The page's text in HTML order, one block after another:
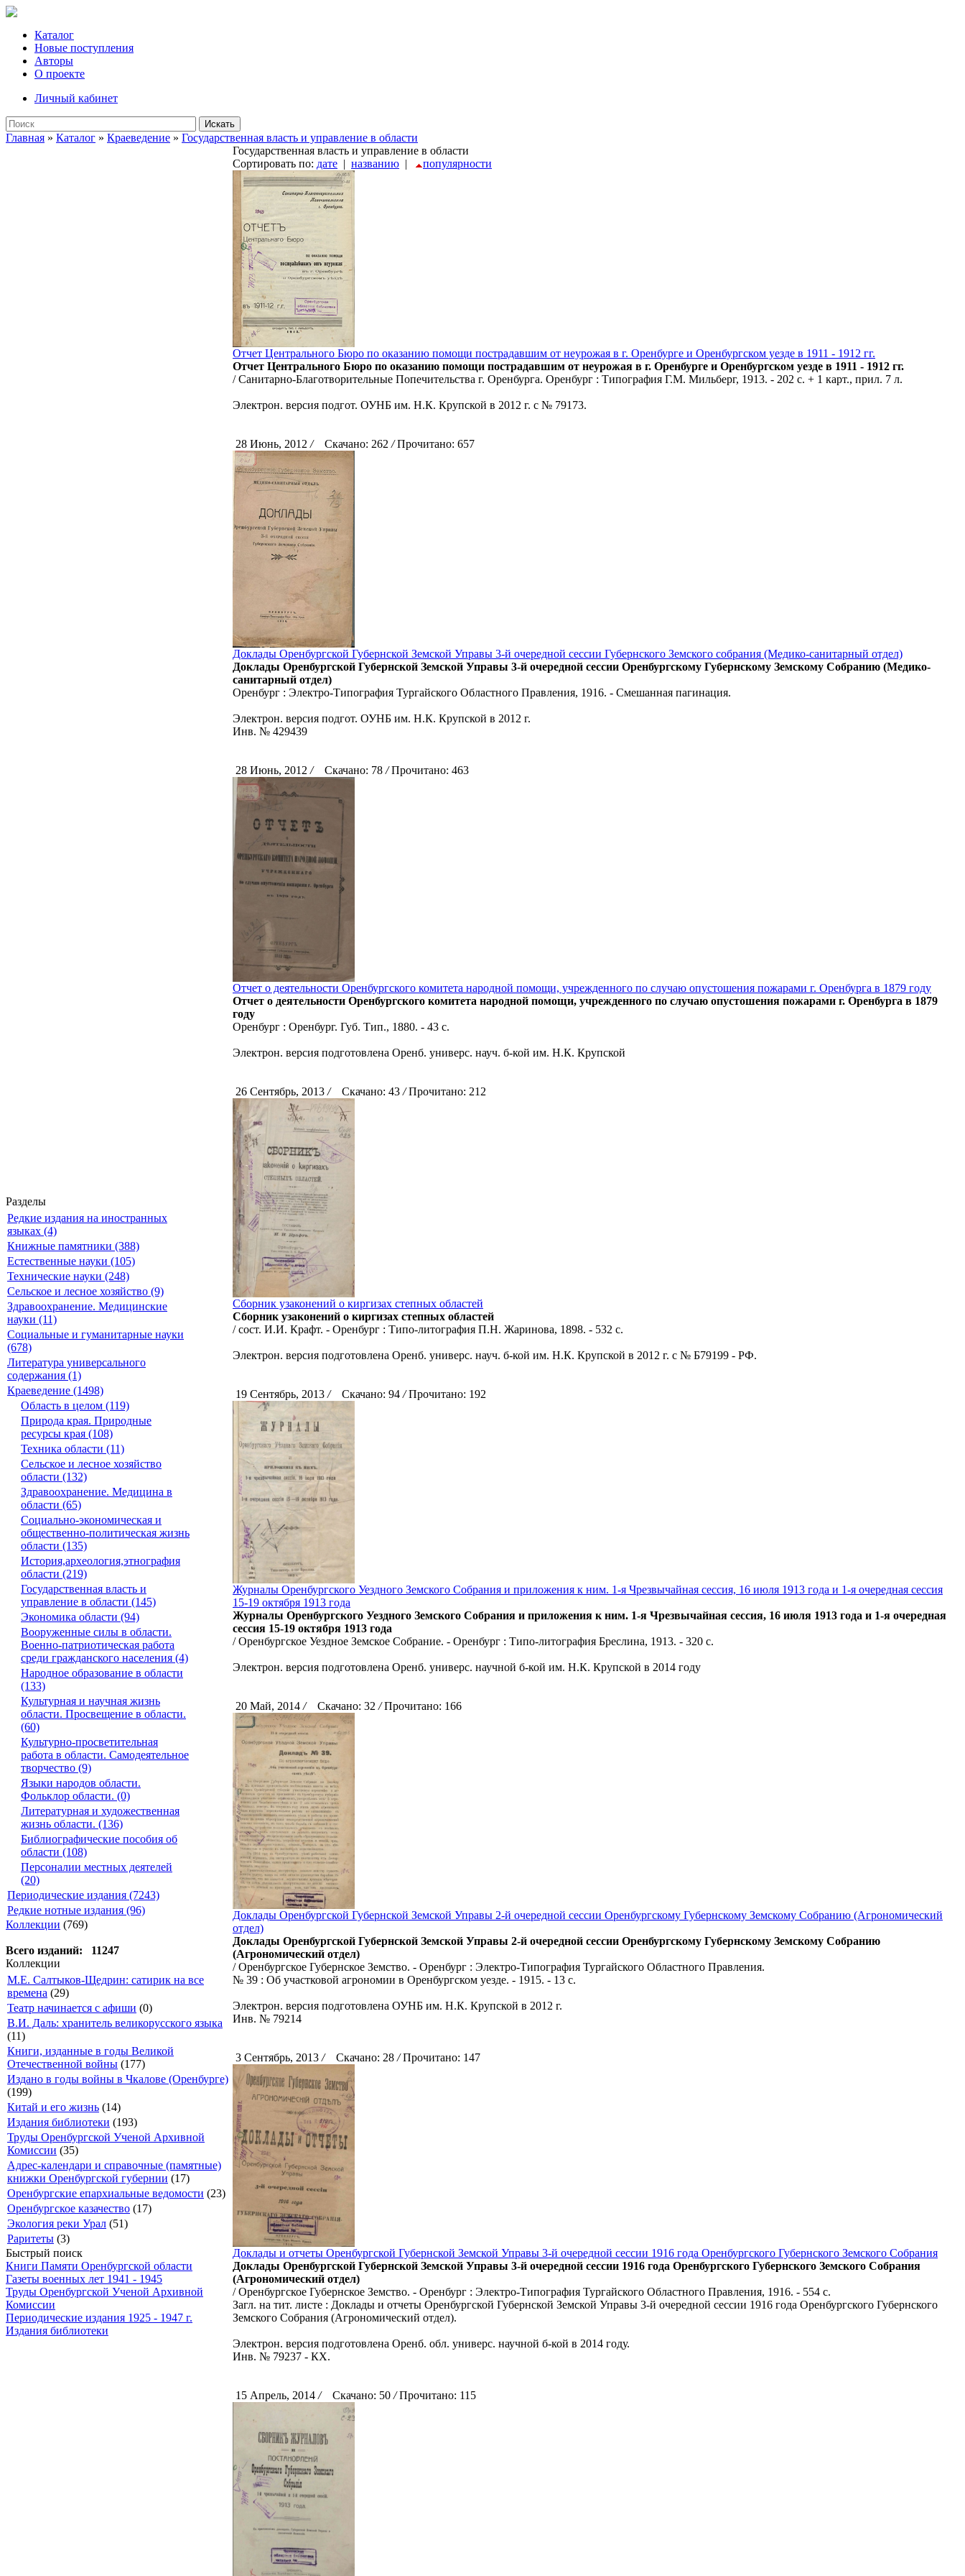
Каталог
Новые поступления
Авторы
О проекте
Личный кабинет
Искать
Главная » Каталог » Краеведение » Государственная власть и управление в области
Разделы
Редкие издания на иностранных
языках (4)
Книжные памятники (388)
Естественные науки (105)
Технические науки (248)
Сельское и лесное хозяйство (9)
Здравоохранение. Медицинские
науки (11)
Социальные и гуманитарные науки
(678)
Литература универсального
содержания (1)
Краеведение (1498)
Область в целом (119)
Природа края. Природные
ресурсы края (108)
Техника области (11)
Сельское и лесное хозяйство
области (132)
Здравоохранение. Медицина в
области (65)
Социально-экономическая и
общественно-политическая жизнь
области (135)
История,археология,этнография
области (219)
Государственная власть и
управление в области (145)
Экономика области (94)
Вооруженные силы в области.
Военно-патриотическая работа
среди гражданского населения (4)
Народное образование в области
(133)
Культурная и научная жизнь
области. Просвещение в области.
(60)
Культурно-просветительная
работа в области. Самодеятельное
творчество (9)
Языки народов области.
Фольклор области. (0)
Литературная и художественная
жизнь области. (136)
Библиографические пособия об
области (108)
Персоналии местных деятелей
(20)
Периодические издания (7243)
Редкие нотные издания (96)
Коллекции (769)
Всего изданий: 11247
Коллекции
М.Е. Салтыков-Щедрин: сатирик на все
времена (29)
Театр начинается с афиши (0)
В.И. Даль: хранитель великорусского языка
(11)
Книги, изданные в годы Великой
Отечественной войны (177)
Издано в годы войны в Чкалове (Оренбурге)
(199)
Китай и его жизнь (14)
Издания библиотеки (193)
Труды Оренбургской Ученой Архивной
Комиссии (35)
Адрес-календари и справочные (памятные)
книжки Оренбургской губернии (17)
Оренбургские епархиальные ведомости (23)
Оренбургское казачество (17)
Экология реки Урал (51)
Раритеты (3)
Быстрый поиск
Книги Памяти Оренбургской области
Газеты военных лет 1941 - 1945
Труды Оренбургской Ученой Архивной
Комиссии
Периодические издания 1925 - 1947 г.
Издания библиотеки
Государственная власть и управление в области
Сортировать по: дате | названию | популярности
Отчет Центрального Бюро по оказанию помощи пострадавшим от неурожая в г. Оренбурге и Оренбургском уезде в 1911 - 1912 гг.
Отчет Центрального Бюро по оказанию помощи пострадавшим от неурожая в г. Оренбурге и Оренбургском уезде в 1911 - 1912 гг.
/ Санитарно-Благотворительные Попечительства г. Оренбурга. Оренбург : Типография Г.М. Мильберг, 1913. - 202 с. + 1 карт., прил. 7 л.
Электрон. версия подгот. ОУНБ им. Н.К. Крупской в 2012 г. с № 79173.
28 Июнь, 2012 /Скачано: 262 /Прочитано: 657
Доклады Оренбургской Губернской Земской Управы 3-й очередной сессии Губернского Земского собрания (Медико-санитарный отдел)
Доклады Оренбургской Губернской Земской Управы 3-й очередной сессии Оренбургскому Губернскому Земскому Собранию (Медико-
санитарный отдел)
Оренбург : Электро-Типография Тургайского Областного Правления, 1916. - Смешанная пагинация.
Электрон. версия подгот. ОУНБ им. Н.К. Крупской в 2012 г.
Инв. № 429439
28 Июнь, 2012 /Скачано: 78 /Прочитано: 463
Отчет о деятельности Оренбургского комитета народной помощи, учрежденного по случаю опустошения пожарами г. Оренбурга в 1879 году
Отчет о деятельности Оренбургского комитета народной помощи, учрежденного по случаю опустошения пожарами г. Оренбурга в 1879
году
Оренбург : Оренбург. Губ. Тип., 1880. - 43 с.
Электрон. версия подготовлена Оренб. универс. науч. б-кой им. Н.К. Крупской
26 Сентябрь, 2013 /Скачано: 43 /Прочитано: 212
Сборник узаконений о киргизах степных областей
Сборник узаконений о киргизах степных областей
/ сост. И.И. Крафт. - Оренбург : Типо-литография П.Н. Жаринова, 1898. - 532 с.
Электрон. версия подготовлена Оренб. универс. науч. б-кой им. Н.К. Крупской в 2012 г. с № Б79199 - РФ.
19 Сентябрь, 2013 /Скачано: 94 /Прочитано: 192
Журналы Оренбургского Уездного Земского Собрания и приложения к ним. 1-я Чрезвычайная сессия, 16 июля 1913 года и 1-я очередная сессия
15-19 октября 1913 года
Журналы Оренбургского Уездного Земского Собрания и приложения к ним. 1-я Чрезвычайная сессия, 16 июля 1913 года и 1-я очередная
сессия 15-19 октября 1913 года
/ Оренбургское Уездное Земское Собрание. - Оренбург : Типо-литография Бреслина, 1913. - 320 с.
Электрон. версия подготовлена Оренб. универс. научной б-кой им. Н.К. Крупской в 2014 году
20 Май, 2014 /Скачано: 32 /Прочитано: 166
Доклады Оренбургской Губернской Земской Управы 2-й очередной сессии Оренбургскому Губернскому Земскому Собранию (Агрономический
отдел)
Доклады Оренбургской Губернской Земской Управы 2-й очередной сессии Оренбургскому Губернскому Земскому Собранию
(Агрономический отдел)
/ Оренбургское Губернское Земство. - Оренбург : Электро-Типография Тургайского Областного Правления.
№ 39 : Об участковой агрономии в Оренбургском уезде. - 1915. - 13 с.
Электрон. версия подготовлена ОУНБ им. Н.К. Крупской в 2012 г.
Инв. № 79214
3 Сентябрь, 2013 /Скачано: 28 /Прочитано: 147
Доклады и отчеты Оренбургской Губернской Земской Управы 3-й очередной сессии 1916 года Оренбургского Губернского Земского Собрания
Доклады Оренбургской Губернской Земской Управы 3-й очередной сессии 1916 года Оренбургского Губернского Земского Собрания
(Агрономический отдел)
/ Оренбургское Губернское Земство. - Оренбург : Электро-Типография Тургайского Областного Правления, 1916. - 554 с.
Загл. на тит. листе : Доклады и отчеты Оренбургской Губернской Земской Управы 3-й очередной сессии 1916 года Оренбургского Губернского
Земского Собрания (Агрономический отдел).
Электрон. версия подготовлена Оренб. обл. универс. научной б-кой в 2014 году.
Инв. № 79237 - КХ.
15 Апрель, 2014 /Скачано: 50 /Прочитано: 115